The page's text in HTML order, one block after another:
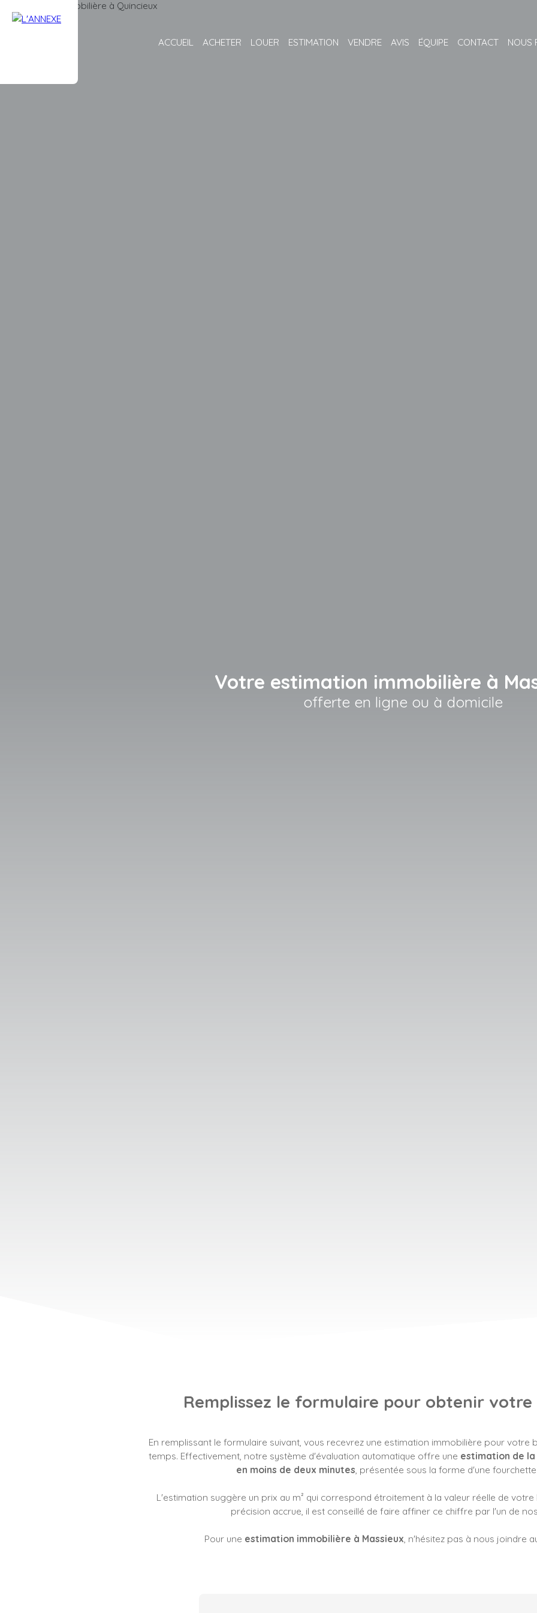
ACCUEIL ACHETER LOUER ESTIMATION VENDRE AVIS ÉQUIPE CONTACT NOUS
Votre estimation immobilière à
offerte en ligne ou à domicile
Remplissez le formulaire pour obtenir
En remplissant le formulaire suivant, vous recevrez une estimation immobilière pour votre
temps. Effectivement, notre système d'évaluation automatique offre une estimation de
en moins de deux minutes, présentée sous la forme d'une
L'estimation suggère un prix au m² qui correspond étroitement à la valeur réelle de
précision accrue, il est conseillé de faire affiner ce chiffre par l'un de
Pour une estimation immobilière à Massieux, n'hésitez pas à nous joindre